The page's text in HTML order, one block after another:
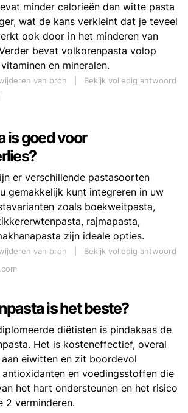
minder calorieën dan witte pasta
wat de kans verkleint dat je teveel
ook door in het minderen van
bevat volkorenpasta volop
en mineralen.
van bron
Bekijk volledig antwoord
is goed voor
er verschillende pastasoorten
gemakkelijk kunt integreren in uw
zoals boekweitpasta,
rajmapasta,
zijn ideale opties.
van bron
Bekijk volledig antwoord
is het beste?
diëtisten is pindakaas de
Het is kosteneffectief, overal
eiwitten en zit boordevol
en voedingsstoffen die
het hart ondersteunen en het risico
2 verminderen.